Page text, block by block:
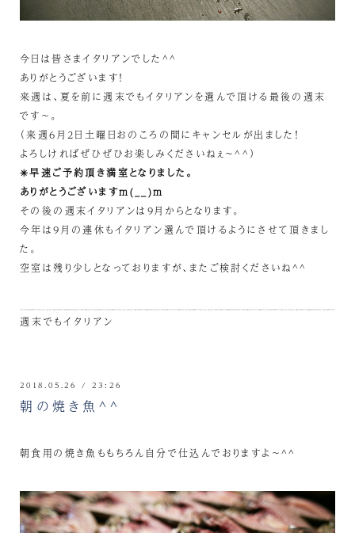
今日は皆さまイタリアンでした^^
ありがとうございます！
来週は、夏を前に週末でもイタリアンを選んで頂ける最後の週末
です～。
（来週6月2日土曜日おのころの間にキャンセルが出ました！
よろしければぜひぜひお楽しみくださいねぇ～^^）
✳早速ご予約頂き満室となりました。
ありがとうございますm(__)m
その後の週末イタリアンは9月からとなります。
今年は9月の連休もイタリアン選んで頂けるようにさせて頂きまし
た。
空室は残り少しとなっておりますが、またご検討くださいね^^
週末でもイタリアン
2018.05.26 / 23:26
朝の焼き魚^^
朝食用の焼き魚ももちろん自分で仕込んでおりますよ～^^